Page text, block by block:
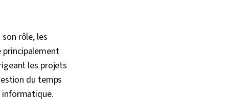
rôle, les
principalement
les projets
du temps
informatique.